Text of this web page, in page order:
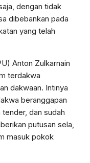
dengan tidak
dibebankan pada
yang telah
Anton Zulkarnain
terdakwa
dakwaan. Intinya
beranggapan
dan sudah
putusan sela,
masuk pokok